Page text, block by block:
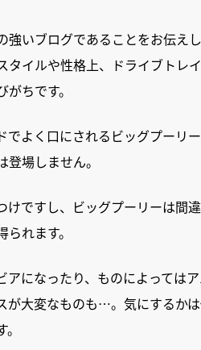
いブログであることをお伝えし
タイルや性格上、ドライブトレ
ちです。
でよく口にされるビッグプーリ
場しません。
けですし、ビッグプーリーは間
れます。
アになったり、ものによっては
が大変なものも…。気にするか